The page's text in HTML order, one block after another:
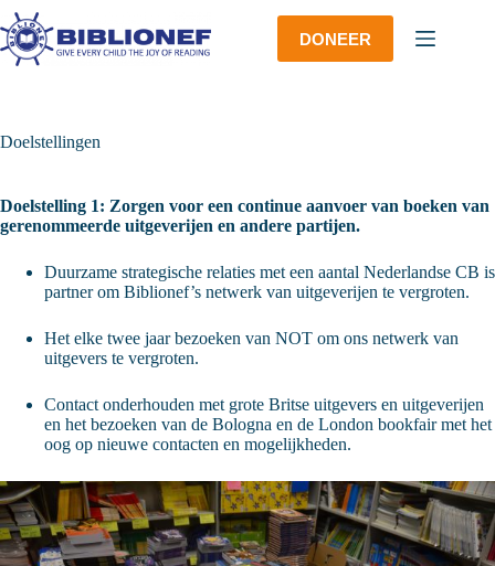
Ga
naar
de
inhoud
DONEER
Doelstellingen
Doelstelling 1: Zorgen voor een continue aanvoer van boeken van
gerenommeerde uitgeverijen en andere partijen.
Duurzame strategische relaties met een aantal Nederlandse CB is
partner om Biblionef’s netwerk van uitgeverijen te vergroten.
Het elke twee jaar bezoeken van NOT om ons netwerk van
uitgevers te vergroten.
Contact onderhouden met grote Britse uitgevers en uitgeverijen
en het bezoeken van de Bologna en de London bookfair met het
oog op nieuwe contacten en mogelijkheden.